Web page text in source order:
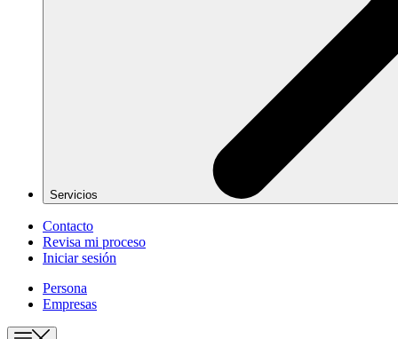
Servicios
Contacto
Revisa mi proceso
Iniciar sesión
Persona
Empresas